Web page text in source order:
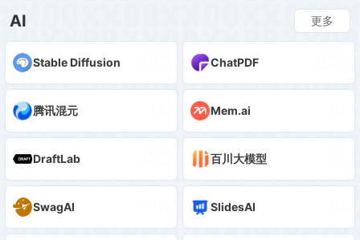
通的详细教程和实战案例。
AI 更多
Stable Diffusion ChatPDF
腾讯混元 Mem.ai
DraftLab 百川大模型
SwagAI SlidesAI